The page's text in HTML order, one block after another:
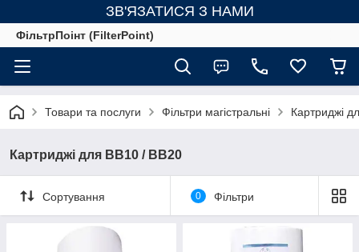
ЗВ'ЯЗАТИСЯ З НАМИ
ФільтрПоінт (FilterPoint)
Товари та послуги Фільтри магістральні Картриджі
Картриджі для BB10 / BB20
Сортування 0 Фільтри